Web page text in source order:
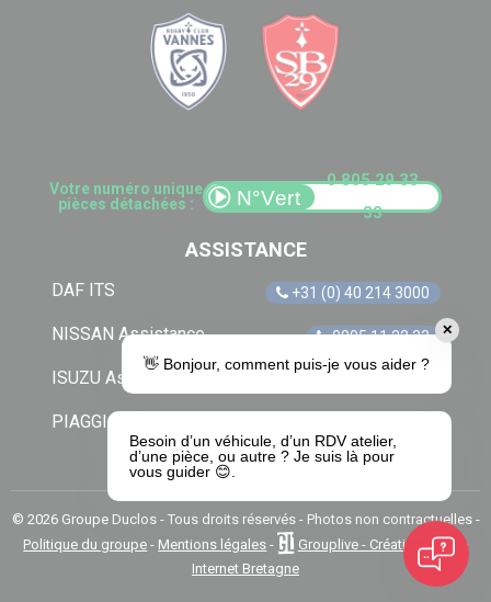
Votre numéro unique
pièces détachées :
0 805 29 33
33
ASSISTANCE
DAF ITS +31 (0) 40 214 3000
NISSAN Assistance 0805 11 22 33
ISUZU Assistance
PIAGGIO Assistance
© 2026 Groupe Duclos - Tous droits réservés - Photos non contractuelles -
Politique du groupe - Mentions légales -
Grouplive - Création de site
Internet Bretagne
✕
👋 Bonjour, comment puis-je vous aider ?
Besoin d’un véhicule, d’un RDV atelier,
d’une pièce, ou autre ? Je suis là pour
vous guider 😊.